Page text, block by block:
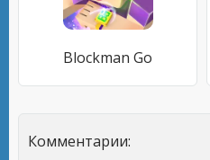
Blockman Go
Комментарии: